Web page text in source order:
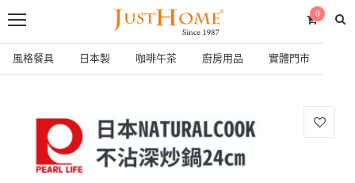
0
風格餐具 日本製 咖啡午茶 廚房用品 實體門市